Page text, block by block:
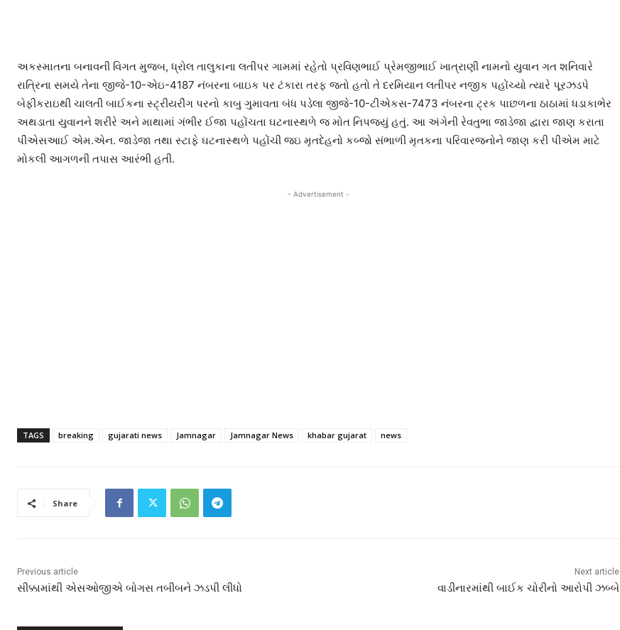
અકસ્માતના બનાવની વિગત મુજબ, ધ્રોલ તાલુકાના લતીપર ગામમાં રહેતો પ્રવિણભાઈ પ્રેમજીભાઈ ખાત્રાણી નામનો યુવાન ગત શનિવારે
રાત્રિના સમયે તેના જીજે-10-એઇ-4187 નંબરના બાઇક પર ટંકારા તરફ જતો હતો તે દરમિયાન લતીપર નજીક પહોંચ્યો ત્યારે પૂરઝડપે
બેફીકરાઇથી ચાલતી બાઈકના સ્ટ્રીયરીંગ પરનો કાબુ ગુમાવતા બંધ પડેલા જીજે-10-ટીએકસ-7473 નંબરના ટ્રક પાછળના ઠાઠામાં ધડાકાભેર
અથડાતા યુવાનને શરીરે અને માથામાં ગંભીર ઈજા પહોંચતા ઘટનાસ્થળે જ મોત નિપજ્યું હતું. આ અંગેની રેવતુભા જાડેજા દ્વારા જાણ કરાતા
પીએસઆઈ એમ.એન. જાડેજા તથા સ્ટાફે ઘટનાસ્થળે પહોંચી જઇ મૃતદેહનો કબ્જો સંભાળી મૃતકના પરિવારજનોને જાણ કરી પીએમ માટે
મોકલી આગળની તપાસ આરંભી હતી.
- Advertisement -
TAGS breaking gujarati news Jamnagar Jamnagar News khabar gujarat news
Share
Previous article
સીક્કામાંથી એસઓજીએ બોગસ તબીબને ઝડપી લીધો
Next article
વાડીનારમાંથી બાઈક ચોરીનો આરોપી ઝબ્બે